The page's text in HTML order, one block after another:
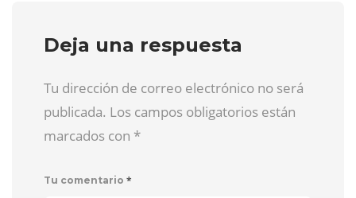
Deja una respuesta
Tu dirección de correo electrónico no será
publicada. Los campos obligatorios están
marcados con *
Tu comentario *